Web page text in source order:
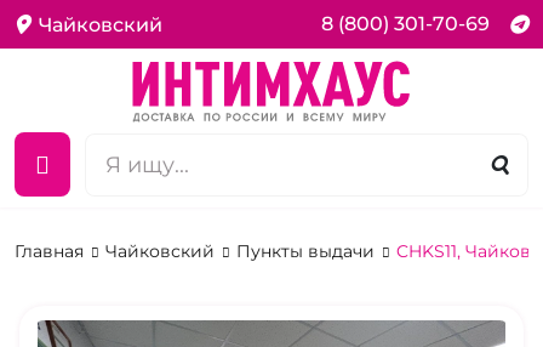
Чайковский 8 (800) 301-70-69
Главная Чайковский Пункты выдачи CHKS11,